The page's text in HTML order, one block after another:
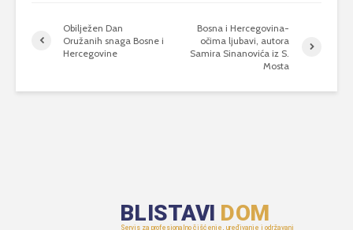
Obilježen Dan
Oružanih snaga Bosne i
Hercegovine
Bosna i Hercegovina-
očima ljubavi, autora
Samira Sinanovića iz S.
Mosta